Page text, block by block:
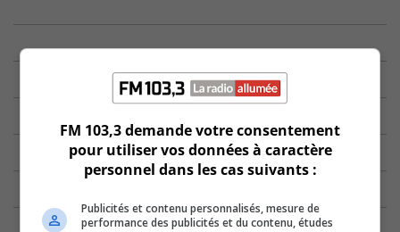
FM 103,3 demande votre consentement
pour utiliser vos données à caractère
personnel dans les cas suivants :
Publicités et contenu personnalisés, mesure de
performance des publicités et du contenu, études